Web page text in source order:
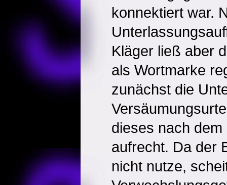
konnektiert war.
Kläger ließ aber
als Wortmarke
zunächst die
dieses nach
aufrecht. Da der
nicht nutze,